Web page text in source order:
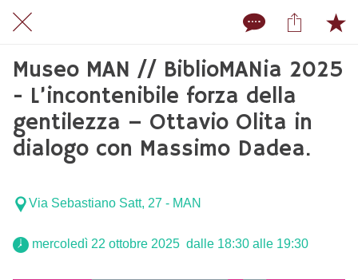
Museo MAN // BiblioMANia 2025
- L’incontenibile forza della
gentilezza – Ottavio Olita in
dialogo con Massimo Dadea.
Via Sebastiano Satt, 27 - MAN
mercoledì 22 ottobre 2025  dalle 18:30 alle 19:30